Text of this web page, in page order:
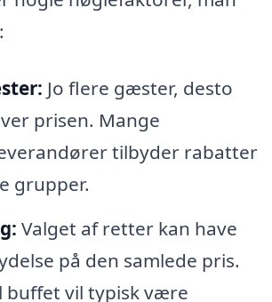
Jo flere gæster, desto
prisen. Mange
tilbyder rabatter
grupper.
Valget af retter kan have
på den samlede pris.
buffet vil typisk være